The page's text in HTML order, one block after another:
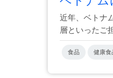
近年、ベトナ
層といったご
食品 健康食